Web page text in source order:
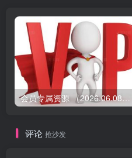
会员专属资源 （2026.06.08更新）
评论 抢沙发